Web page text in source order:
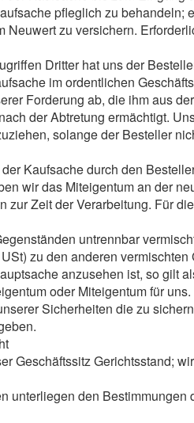
pfleglich zu
zu versichern.
Dritter hat uns der
im ordentlichen
Forderung ab, die ihm aus
der Abtretung ermächtigt.
solange der Besteller
Kaufsache durch den
wir das Miteigentum an der
zur Zeit der Verarbeitung. Für
untrennbar
zu den anderen
anzusehen ist, so gilt
oder Miteigentum für uns.
Sicherheiten die zu
Geschäftssitz Gerichtsstand;
unterliegen den